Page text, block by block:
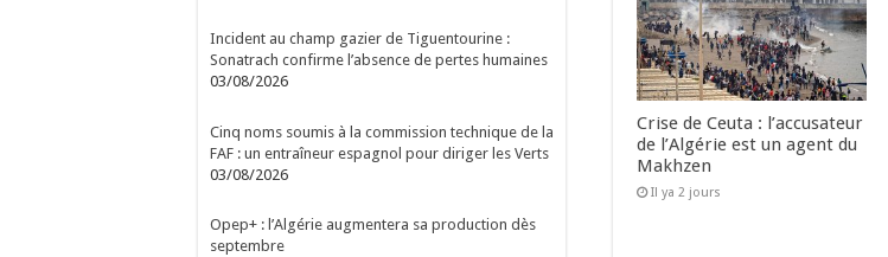
Crise de Ceuta : l’accusateur
de l’Algérie est un agent du
Makhzen
Il ya 2 jours
Incident au champ gazier de Tiguentourine :
Sonatrach confirme l’absence de pertes humaines
03/08/2026
Cinq noms soumis à la commission technique de la
FAF : un entraîneur espagnol pour diriger les Verts
03/08/2026
Opep+ : l’Algérie augmentera sa production dès
septembre